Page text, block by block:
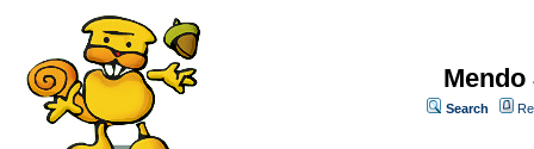
Search